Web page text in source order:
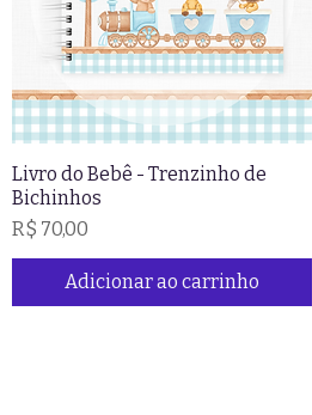
Livro do Bebê - Trenzinho de
Bichinhos
Preço
R$ 70,00
Adicionar ao carrinho